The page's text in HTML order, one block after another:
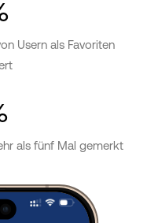
Usern als Favoriten
als fünf Mal gemerkt